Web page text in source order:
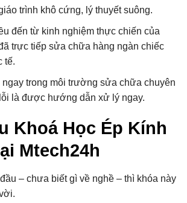
trình khô cứng, lý thuyết suông.
đến từ kinh nghiệm thực chiến của
trực tiếp sửa chữa hàng ngàn chiếc
tế.
trong môi trường sửa chữa chuyên
là được hướng dẫn xử lý ngay.
Khoá Học Ép Kính
Mtech24h
– chưa biết gì về nghề – thì khóa này